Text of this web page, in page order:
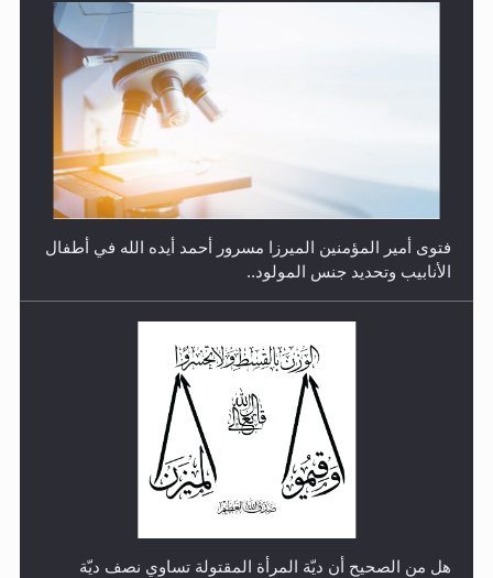
فتوى أمير المؤمنين الميرزا مسرور أحمد أيده الله في أطفال
الأنابيب وتحديد جنس المولود..
هل من الصحيح أن ديّة المرأة المقتولة تساوي نصف ديّة